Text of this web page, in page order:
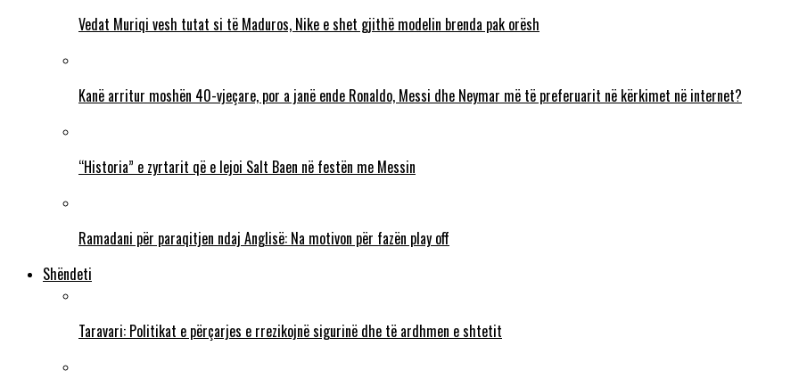
Vedat Muriqi vesh tutat si të Maduros, Nike e shet gjithë modelin brenda pak orësh
Kanë arritur moshën 40-vjeçare, por a janë ende Ronaldo, Messi dhe Neymar më të preferuarit në kërkimet në internet?
“Historia” e zyrtarit që e lejoi Salt Baen në festën me Messin
Ramadani për paraqitjen ndaj Anglisë: Na motivon për fazën play off
Shëndeti
Taravari: Politikat e përçarjes e rrezikojnë sigurinë dhe të ardhmen e shtetit